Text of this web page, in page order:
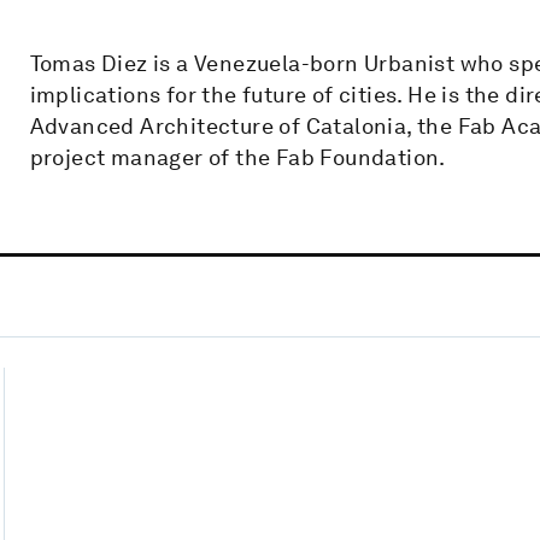
Tomas Diez is a Venezuela-born Urbanist who
implications for the future of cities. He is the
Advanced Architecture of Catalonia, the Fab
project manager of the Fab Foundation.